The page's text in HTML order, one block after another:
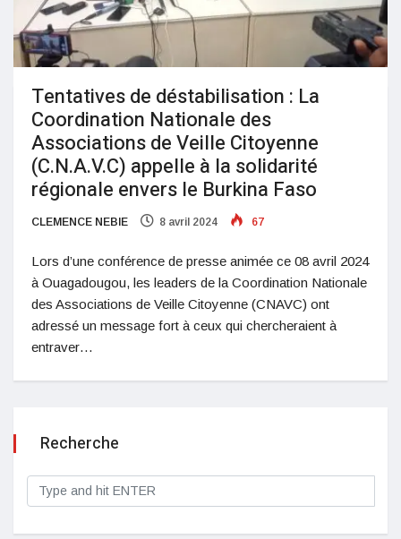
Tentatives de déstabilisation : La
Coordination Nationale des
Associations de Veille Citoyenne
(C.N.A.V.C) appelle à la solidarité
régionale envers le Burkina Faso
CLEMENCE NEBIE 8 avril 2024 67
Lors d’une conférence de presse animée ce 08 avril 2024
à Ouagadougou, les leaders de la Coordination Nationale
des Associations de Veille Citoyenne (CNAVC) ont
adressé un message fort à ceux qui chercheraient à
entraver…
Recherche